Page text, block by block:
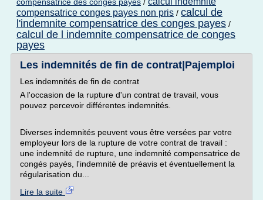
compensatrice conges payes non pris / calcul de
l'indemnite compensatrice des conges payes /
calcul de l indemnite compensatrice de conges
payes
Les indemnités de fin de contrat|Pajemploi
Les indemnités de fin de contrat
A l'occasion de la rupture d'un contrat de travail, vous
pouvez percevoir différentes indemnités.
Diverses indemnités peuvent vous être versées par votre
employeur lors de la rupture de votre contrat de travail :
une indemnité de rupture, une indemnité compensatrice de
congés payés, l'indemnité de préavis et éventuellement la
régularisation du...
Lire la suite